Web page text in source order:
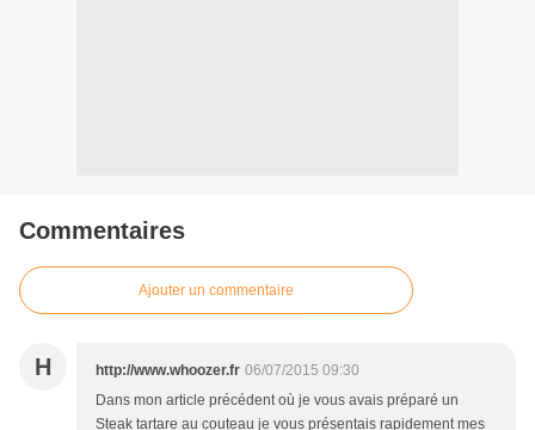
Commentaires
Ajouter un commentaire
H http://www.whoozer.fr 06/07/2015 09:30
Dans mon article précédent où je vous avais préparé un
Steak tartare au couteau je vous présentais rapidement mes